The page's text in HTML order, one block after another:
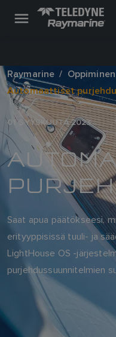
Raymarine Oppiminen
Automaattiset
01 SYYSKUUTA 2023
Saat apua päätökseesi,
erityyppisissä tuuli- ja
LightHouse OS -
purjehdussuunnitelmien